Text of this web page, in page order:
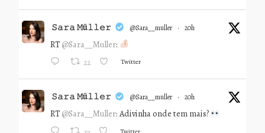
𝚂𝚊𝚛𝚊 𝙼ü𝚕𝚕𝚎𝚛 @sara__muller · 20h
RT @Sara__Muller:
22 Twitter
𝚂𝚊𝚛𝚊 𝙼ü𝚕𝚕𝚎𝚛 @sara__muller · 20h
RT @Sara__Muller: Adivinha onde tem mais?